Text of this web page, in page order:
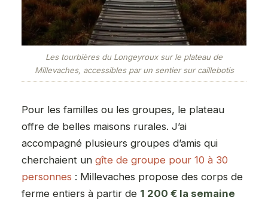
Les tourbières du Longeyroux sur le plateau de
Millevaches, accessibles par un sentier sur caillebotis
Pour les familles ou les groupes, le plateau
offre de belles maisons rurales. J’ai
accompagné plusieurs groupes d’amis qui
cherchaient un gîte de groupe pour 10 à 30
personnes : Millevaches propose des corps de
ferme entiers à partir de 1 200 € la semaine